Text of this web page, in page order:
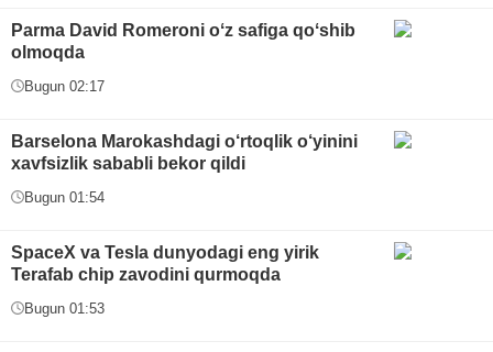
Parma David Romeroni oʻz safiga qoʻshib
olmoqda
Bugun 02:17
Barselona Marokashdagi o‘rtoqlik o‘yinini
xavfsizlik sababli bekor qildi
Bugun 01:54
SpaceX va Tesla dunyodagi eng yirik
Terafab chip zavodini qurmoqda
Bugun 01:53